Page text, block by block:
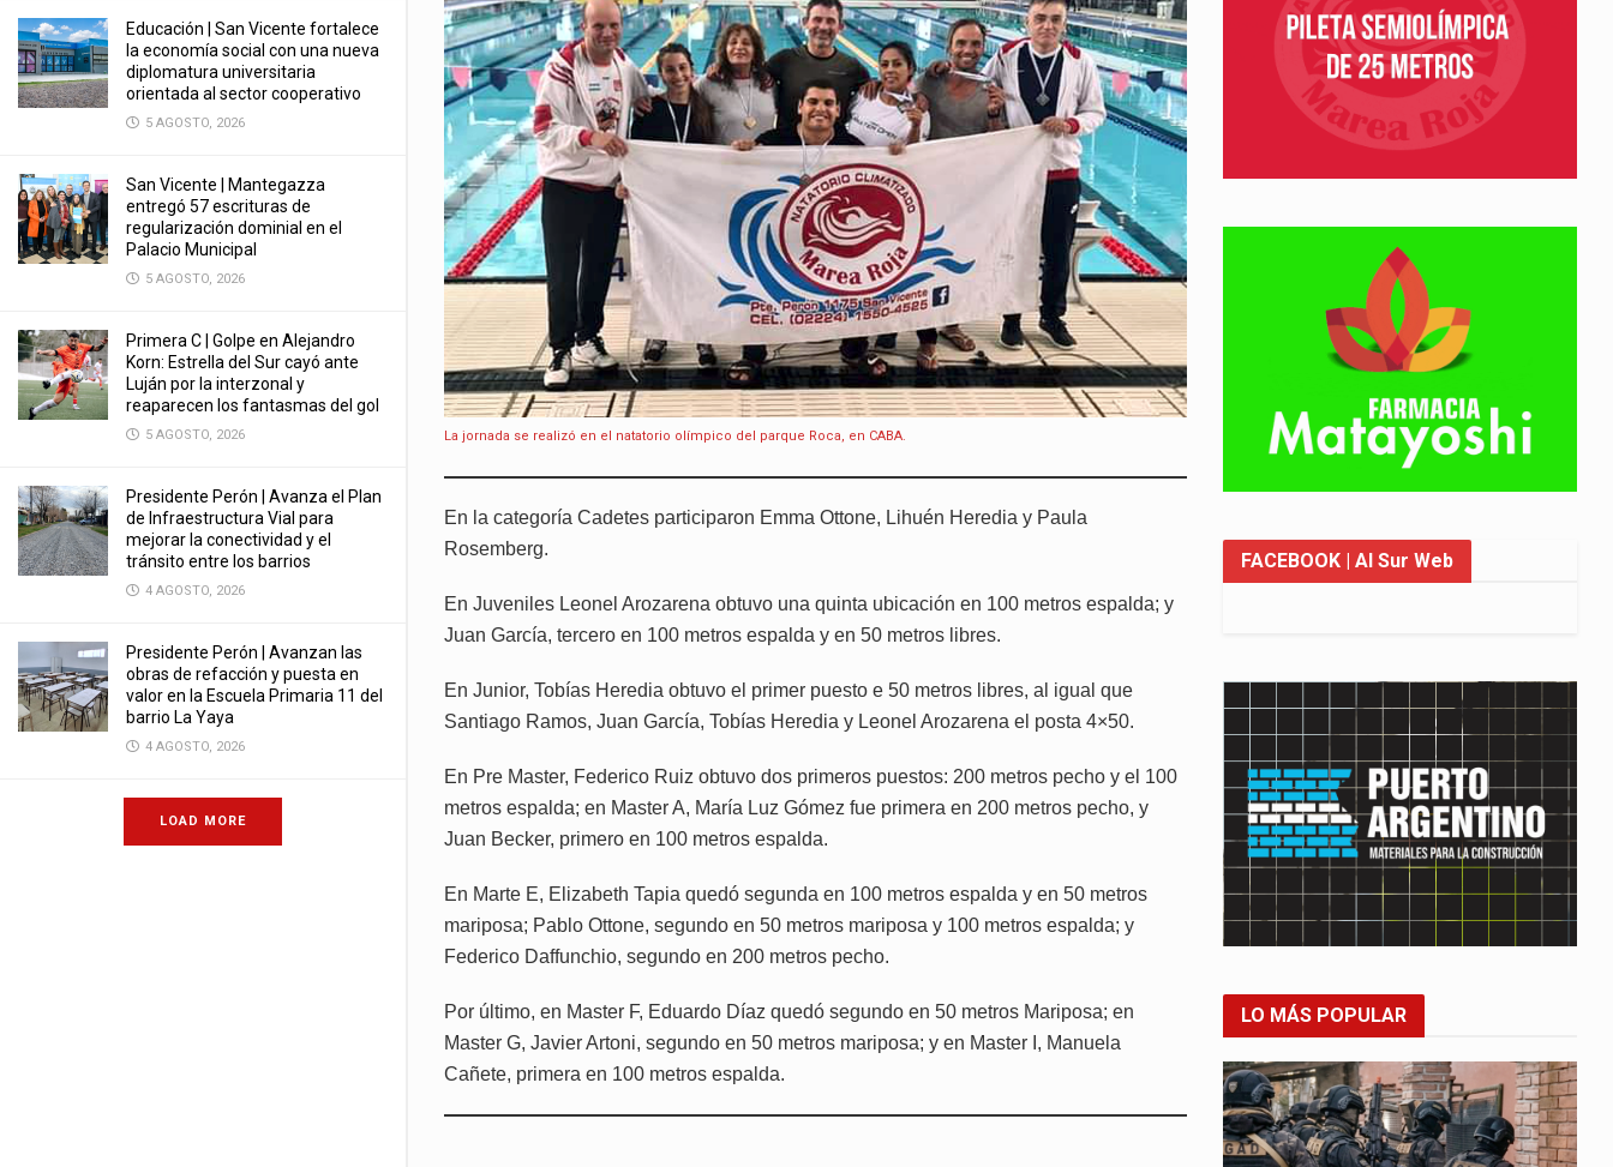
Educación | San Vicente fortalece
la economía social con una nueva
diplomatura universitaria
orientada al sector cooperativo
5 AGOSTO, 2026
San Vicente | Mantegazza
entregó 57 escrituras de
regularización dominial en el
Palacio Municipal
5 AGOSTO, 2026
Primera C | Golpe en Alejandro
Korn: Estrella del Sur cayó ante
Luján por la interzonal y
reaparecen los fantasmas del gol
5 AGOSTO, 2026
Presidente Perón | Avanza el Plan
de Infraestructura Vial para
mejorar la conectividad y el
tránsito entre los barrios
4 AGOSTO, 2026
Presidente Perón | Avanzan las
obras de refacción y puesta en
valor en la Escuela Primaria 11 del
barrio La Yaya
4 AGOSTO, 2026
LOAD MORE
La jornada se realizó en el natatorio olímpico del parque Roca, en CABA.
En la categoría Cadetes participaron Emma Ottone, Lihuén Heredia y Paula
Rosemberg.
En Juveniles Leonel Arozarena obtuvo una quinta ubicación en 100 metros espalda; y
Juan García, tercero en 100 metros espalda y en 50 metros libres.
En Junior, Tobías Heredia obtuvo el primer puesto e 50 metros libres, al igual que
Santiago Ramos, Juan García, Tobías Heredia y Leonel Arozarena el posta 4×50.
En Pre Master, Federico Ruiz obtuvo dos primeros puestos: 200 metros pecho y el 100
metros espalda; en Master A, María Luz Gómez fue primera en 200 metros pecho, y
Juan Becker, primero en 100 metros espalda.
En Marte E, Elizabeth Tapia quedó segunda en 100 metros espalda y en 50 metros
mariposa; Pablo Ottone, segundo en 50 metros mariposa y 100 metros espalda; y
Federico Daffunchio, segundo en 200 metros pecho.
Por último, en Master F, Eduardo Díaz quedó segundo en 50 metros Mariposa; en
Master G, Javier Artoni, segundo en 50 metros mariposa; y en Master I, Manuela
Cañete, primera en 100 metros espalda.
FACEBOOK | Al Sur Web
LO MÁS POPULAR